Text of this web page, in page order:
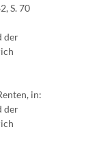
S. 70
der
in:
der